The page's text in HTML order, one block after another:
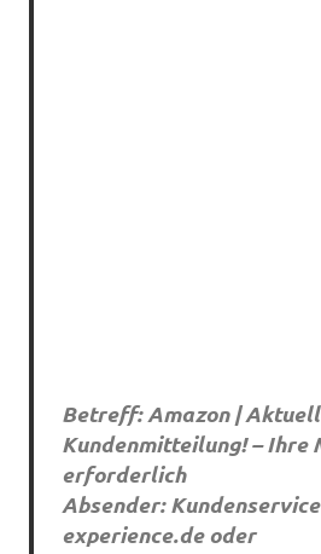
Betreff: Amazon |
Kundenmitteilung! – Ihre
erforderlich
Absender:
experience.deoder